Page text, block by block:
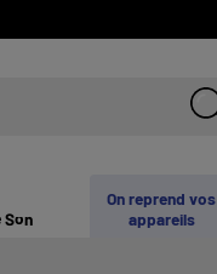
On reprend vos
appareils
Son